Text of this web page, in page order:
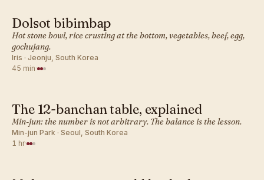
KOREAN · LUNCH
Dolsot bibimbap
Hot stone bowl, rice crusting at the bottom, vegetables, beef, egg,
gochujang.
Iris · Jeonju, South Korea
45 min·
KOREAN · LUNCH
The 12-banchan table, explained
Min-jun: the number is not arbitrary. The balance is the lesson.
Min-jun Park · Seoul, South Korea
1 hr·